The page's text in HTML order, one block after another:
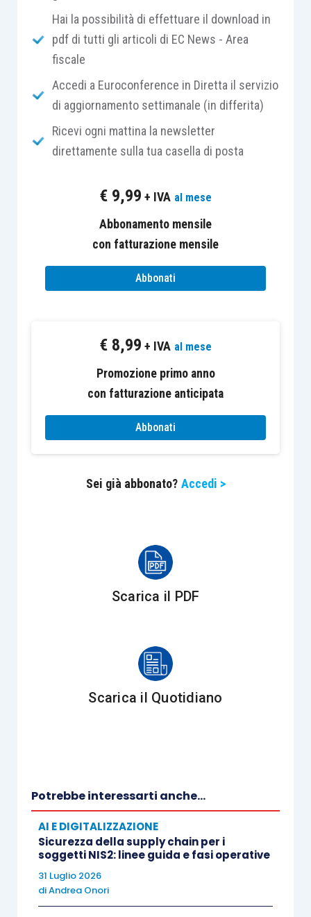
potrebbero essere le cause delle
inefficienze
, possiamo facilmente affermare
Oggi, infatti, glistrumenti AI disponibili hanno
raggiunto una maturità che 2 anni fa non era
nemmeno pensabile: ci consentono
gestire le scadenze in modo proattivo
generare bozze di rispostaagli avvisi
Il limite, quindi, non sta in ciò che la tecnologia, e
Questa distinzione è molto rilevante, perché,
molto spesso,gli studi che si avvicinano all’AI
commettono un grave errore:prendono un
processo esistente e cercano di renderlo più
veloce.
alcune ore alla settimana e, di primo acchito,
questo può sembrare un bel risultato, ma,
guardando con attenzione la realtà, i
dipendenza dalla memoria dei singoli.
Ridisegnare, non accelerare
interessanti legati a questo fenomeno: le aziende
che ottengono unmiglioramento dell’EBITDA tra
il 10% e il 25% grazie all’AInon usano strumenti
più avanzati delle altre.
La differenza sta, invece, nel metodo: alposto di
Hai la possibilità di effettuare il download in
pdf di tutti gli articoli di EC News - Area
fiscale
Accedi a Euroconference in Diretta il servizio
di aggiornamento settimanale (in differita)
Ricevi ogni mattina la newsletter
direttamente sulla tua casella di posta
€ 9,99 + IVA al mese
Abbonamento mensile
con fatturazione mensile
Abbonati
€ 8,99 + IVA al mese
Promozione primo anno
con fatturazione anticipata
Abbonati
Sei già abbonato? Accedi >
Scarica il PDF
Scarica il Quotidiano
Potrebbe interessarti anche...
AI E DIGITALIZZAZIONE
Sicurezza della supply chain per i
soggetti NIS2: linee guida e fasi operative
31 Luglio 2026
diAndrea Onori